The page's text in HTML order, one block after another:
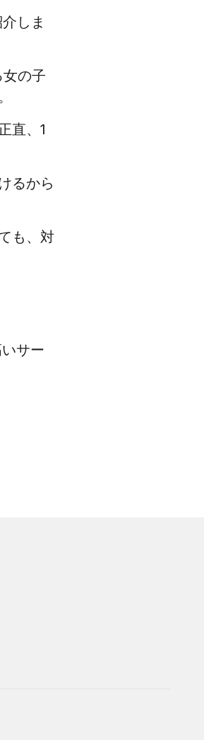
しま
の子
直、1
るから
も、対
サー